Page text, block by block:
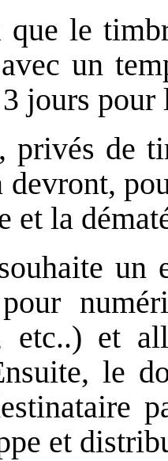
le
un
jours pour
privés de
devront,
et la
un
etc..) et
le
et